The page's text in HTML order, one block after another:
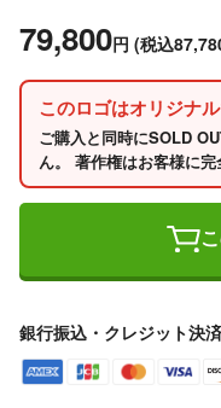
79,800円 (税込
このロゴはオリジナ
ご購入と同時にSOLD
ん。 著作権はお客様に完
銀行振込・クレジット決